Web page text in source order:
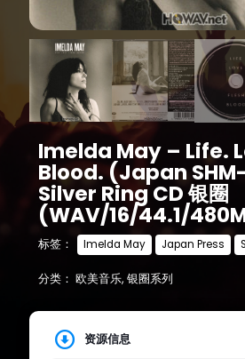
Imelda May – Life.
Blood. (Japan
Silver Ring CD 银圈
(WAV/16/44.1/
标签： Imelda May Japan Press
分类： 欧美音乐, 银圈系列
资源信息